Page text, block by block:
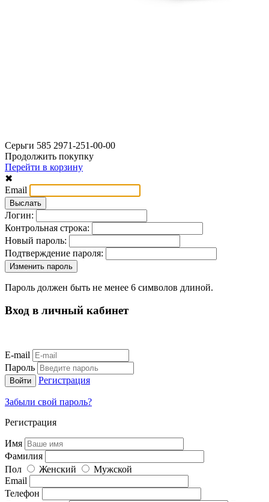
Серьги 585 2971-251-00-00
Продолжить покупку
Перейти в корзину
✖
Email
Логин:
Контрольная строка:
Новый пароль:
Подтверждение пароля:
Пароль должен быть не менее 6 символов длиной.
Вход в личный кабинет
E-mail
Пароль
Регистрация
Забыли свой пароль?
Регистрация
Имя
Фамилия
Пол
Женский
Мужской
Email
Телефон